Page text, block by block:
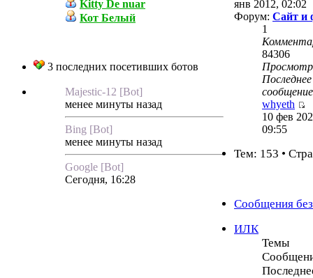
Kitty De nuar
Кот Белый
3 последних посетивших ботов
Majestic-12 [Bot]
менее минуты назад
Bing [Bot]
менее минуты назад
Google [Bot]
Сегодня, 16:28
янв 2012, 02:02
Форум: Сайт и
1
84306
Последнее
сообщение
whyeth
10 фев
09:55
Тем: 153 •
Сообщения без
ИЛК
Темы